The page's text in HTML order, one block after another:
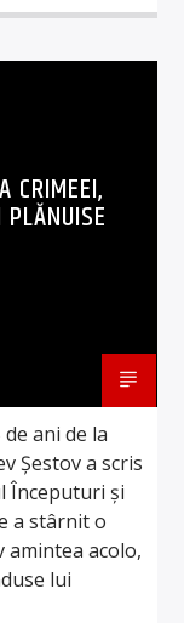
CRIMEEI,
ani de la
Șestov a scris
Începuturi și
a stârnit o
amintea acolo,
lui